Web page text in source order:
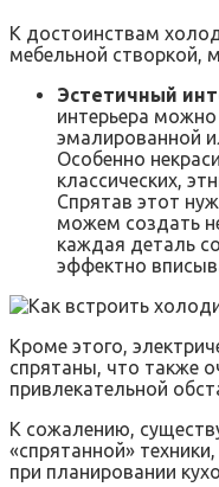
К достоинствам
мебельной створкой,
Эстетичный
интерьера можно
эмалированной
Особенно
классических,
Спрятав этот
можем создать
каждая деталь
эффектно
Кроме этого,
спрятаны, что также
привлекательной
К сожалению,
«спрятанной»
при планировании